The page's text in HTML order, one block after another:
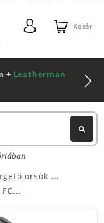
Kosár
+ Leatherman
orsók